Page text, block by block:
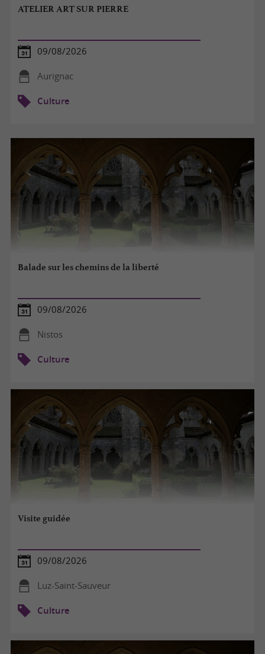
ATELIER ART SUR PIERRE
09/08/2026
Aurignac
Culture
Balade sur les chemins de la liberté
09/08/2026
Nistos
Culture
Visite guidée
09/08/2026
Luz-Saint-Sauveur
Culture